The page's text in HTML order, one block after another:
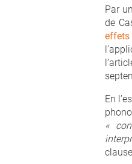
Par
de
effets
En
«